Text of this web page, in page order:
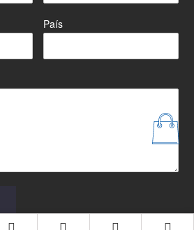
País